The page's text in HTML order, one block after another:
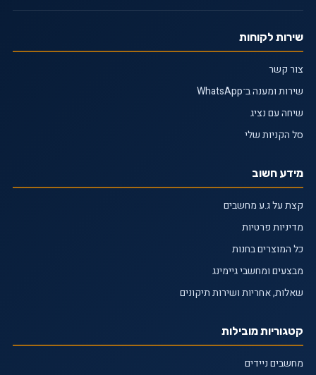
שירות לקוחות
צור קשר
שירות ומענה ב־WhatsApp
שיחה עם נציג
סל הקניות שלי
מידע חשוב
קצת על ג.ע מחשבים
מדיניות פרטיות
כל המוצרים בחנות
מבצעים ומחשבי גיימינג
שאלות, אחריות ושירות תיקונים
קטגוריות מובילות
מחשבים ניידים